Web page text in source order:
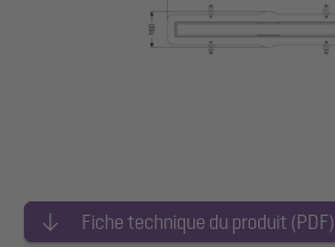
Fiche technique du produit (PDF)